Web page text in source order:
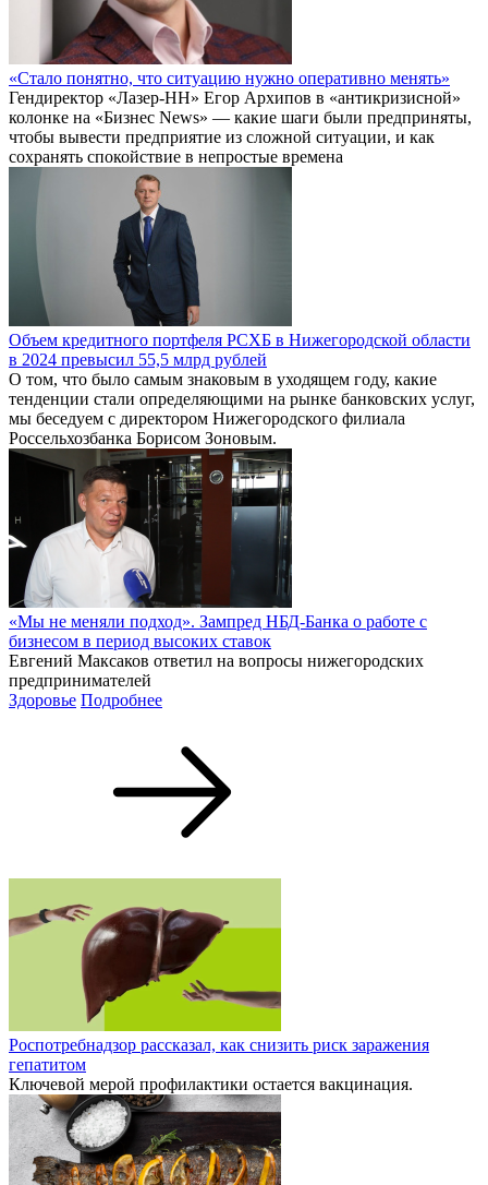
«Стало понятно, что ситуацию нужно оперативно менять»
Гендиректор «Лазер-НН» Егор Архипов в «антикризисной»
колонке на «Бизнес News» — какие шаги были предприняты,
чтобы вывести предприятие из сложной ситуации, и как
сохранять спокойствие в непростые времена
Объем кредитного портфеля РСХБ в Нижегородской области
в 2024 превысил 55,5 млрд рублей
О том, что было самым знаковым в уходящем году, какие
тенденции стали определяющими на рынке банковских услуг,
мы беседуем с директором Нижегородского филиала
Россельхозбанка Борисом Зоновым.
«Мы не меняли подход». Зампред НБД-Банка о работе с
бизнесом в период высоких ставок
Евгений Максаков ответил на вопросы нижегородских
предпринимателей
Здоровье Подробнее
Роспотребнадзор рассказал, как снизить риск заражения
гепатитом
Ключевой мерой профилактики остается вакцинация.